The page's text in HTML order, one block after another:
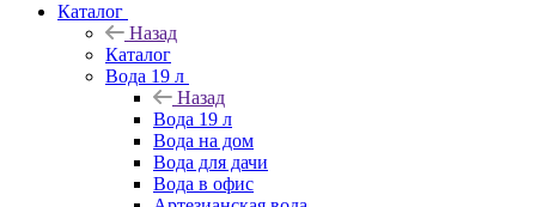
Каталог
Назад
Каталог
Вода 19 л
Назад
Вода 19 л
Вода на дом
Вода для дачи
Вода в офис